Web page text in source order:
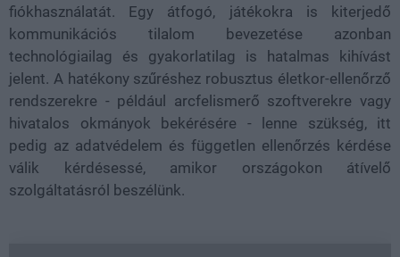
fiókhasználatát. Egy átfogó, játékokra is kiterjedő
kommunikációs tilalom bevezetése azonban
technológiailag és gyakorlatilag is hatalmas kihívást
jelent. A hatékony szűréshez robusztus életkor-ellenőrző
rendszerekre - például arcfelismerő szoftverekre vagy
hivatalos okmányok bekérésére - lenne szükség, itt
pedig az adatvédelem és független ellenőrzés kérdése
válik kérdésessé, amikor országokon átívelő
szolgáltatásról beszélünk.